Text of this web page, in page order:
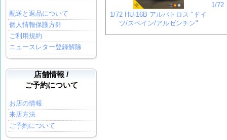
配送と返品について
個人情報保護方針
ご利用規約
ニュースレター登録解除
店舗情報 /
ご予約について
お店の情報
来店方法
ご予約について
1/72 HU-16B アルバトロス "ドイ
ツ/スペイン/アルゼンチン"
1/72